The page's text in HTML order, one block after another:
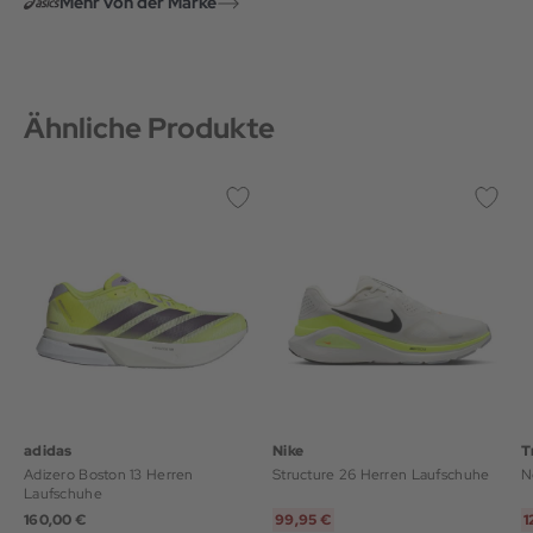
Ähnliche Produkte
adidas
Adizero Boston 13 Herren
Laufschuhe
160,00 €
Nike
Structure 26 Herren Laufschuhe
99,95 €